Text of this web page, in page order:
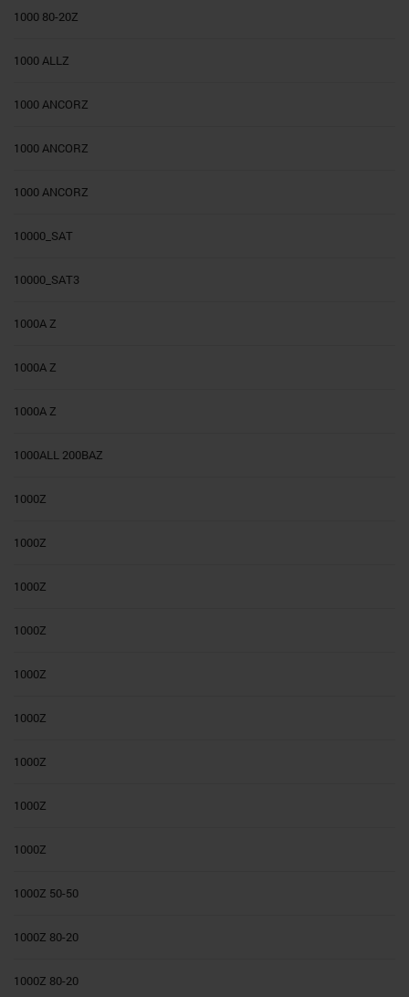
1000 80-20Z
1000 ALLZ
1000 ANCORZ
1000 ANCORZ
1000 ANCORZ
10000_SAT
10000_SAT3
1000A Z
1000A Z
1000A Z
1000ALL 200BAZ
1000Z
1000Z
1000Z
1000Z
1000Z
1000Z
1000Z
1000Z
1000Z
1000Z 50-50
1000Z 80-20
1000Z 80-20